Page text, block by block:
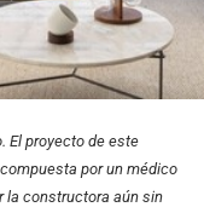
El proyecto de este
por un médico
la constructora aún sin